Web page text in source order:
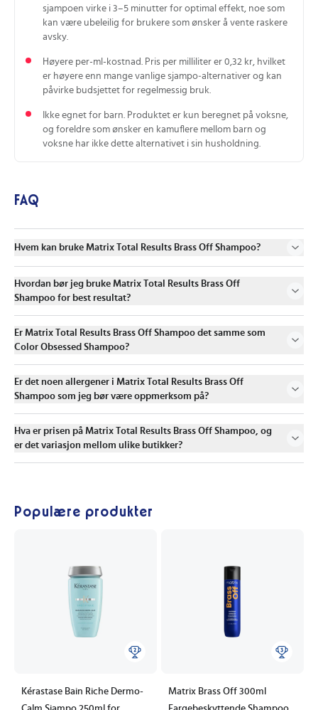
sjampoen virke i 3–5 minutter for optimal effekt, noe som
kan være ubeleilig for brukere som ønsker å vente raskere
avsky.
Høyere per-ml-kostnad. Pris per milliliter er 0,32 kr, hvilket
er høyere enn mange vanlige sjampo‑alternativer og kan
påvirke budsjettet for regelmessig bruk.
Ikke egnet for barn. Produktet er kun beregnet på voksne,
og foreldre som ønsker en kamuflere mellom barn og
voksne har ikke dette alternativet i sin husholdning.
FAQ
Hvem kan bruke Matrix Total Results Brass Off Shampoo?
Hvordan bør jeg bruke Matrix Total Results Brass Off
Shampoo for best resultat?
Er Matrix Total Results Brass Off Shampoo det samme som
Color Obsessed Shampoo?
Er det noen allergener i Matrix Total Results Brass Off
Shampoo som jeg bør være oppmerksom på?
Hva er prisen på Matrix Total Results Brass Off Shampoo, og
er det variasjon mellom ulike butikker?
Populære produkter
Kérastase Bain Riche Dermo-
Matrix Brass Off 300ml